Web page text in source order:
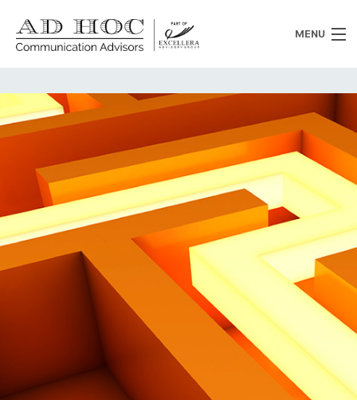
MENU
Chi siamo
Cosa facciamo
News
Clienti
Heritage
Lavora con noi